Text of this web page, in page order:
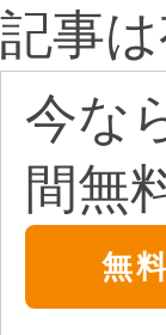
記事
今な
間無
無